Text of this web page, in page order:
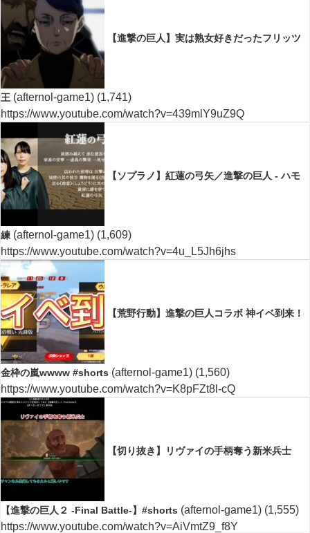
【進撃の巨人】実は熟女好きだったフリッツ
王 (afternol-game1) (1,741)
https://www.youtube.com/watch?v=439mlY9uZ9Q
【ソプラノ】紅蓮の弓矢／進撃の巨人 - ハモ
練 (afternol-game1) (1,609)
https://www.youtube.com/watch?v=4u_L5Jh6jhs
【荒野行動】進撃の巨人コラボ 神イベ到来！
金枠の嵐wwww #shorts (afternol-game1) (1,560)
https://www.youtube.com/watch?v=K8pFZt8l-cQ
【切り抜き】リヴァイの手柄奪う新米兵士
【進撃の巨人２ -Final Battle-】#shorts (afternol-game1) (1,555)
https://www.youtube.com/watch?v=AiVmtZ9_f8Y